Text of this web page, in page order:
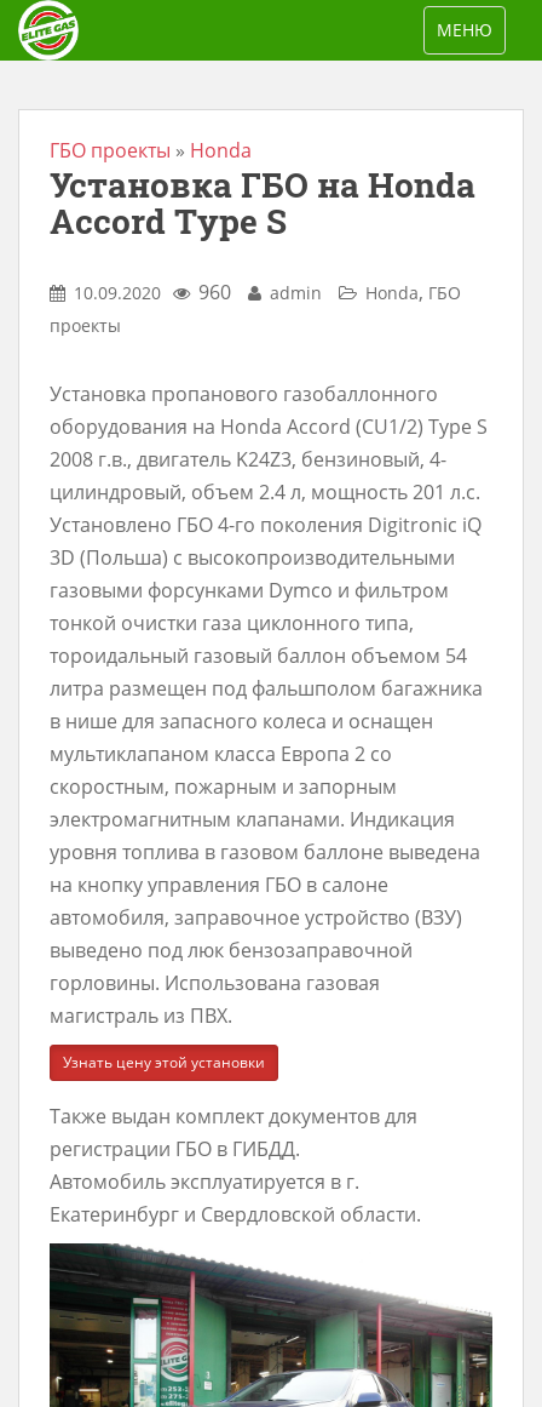
TOGGLE
МЕНЮ
ГБО проекты » Honda
Установка ГБО на Honda
Accord Type S
10.09.2020 960 admin Honda, ГБО
проекты
Установка пропанового газобаллонного
оборудования на Honda Accord (CU1/2) Type S
2008 г.в., двигатель K24Z3, бензиновый, 4-
цилиндровый, объем 2.4 л, мощность 201 л.с.
Установлено ГБО 4-го поколения Digitronic iQ
3D (Польша) с высокопроизводительными
газовыми форсунками Dymco и фильтром
тонкой очистки газа циклонного типа,
тороидальный газовый баллон объемом 54
литра размещен под фальшполом багажника
в нише для запасного колеса и оснащен
мультиклапаном класса Европа 2 со
скоростным, пожарным и запорным
электромагнитным клапанами. Индикация
уровня топлива в газовом баллоне выведена
на кнопку управления ГБО в салоне
автомобиля, заправочное устройство (ВЗУ)
выведено под люк бензозаправочной
горловины. Использована газовая
магистраль из ПВХ.
Узнать цену этой установки
Также выдан комплект документов для
регистрации ГБО в ГИБДД.
Автомобиль эксплуатируется в г.
Екатеринбург и Свердловской области.